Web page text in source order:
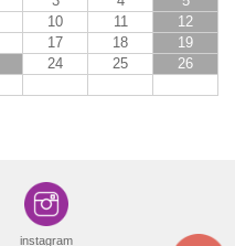
10 11
12
17 18
19
24 25
26
instagram